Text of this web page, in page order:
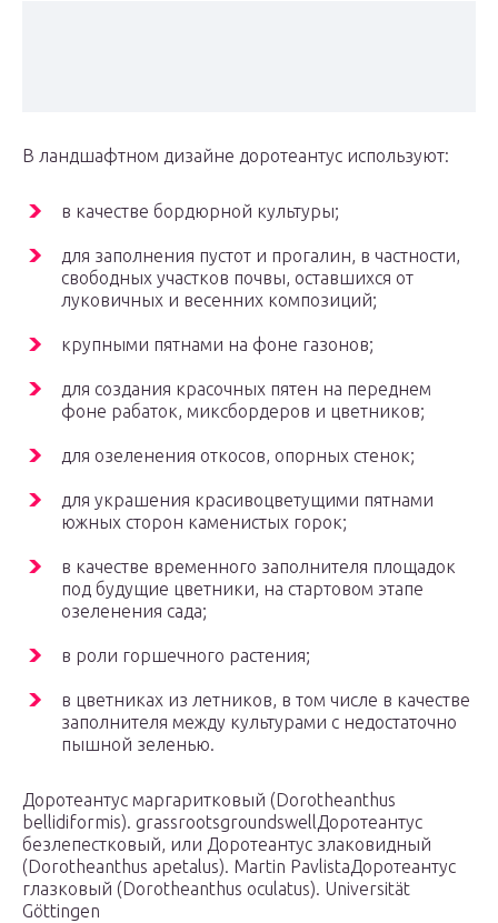
В ландшафтном дизайне доротеантус используют:
в качестве бордюрной культуры;
для заполнения пустот и прогалин, в частности,
свободных участков почвы, оставшихся от
луковичных и весенних композиций;
крупными пятнами на фоне газонов;
для создания красочных пятен на переднем
фоне рабаток, миксбордеров и цветников;
для озеленения откосов, опорных стенок;
для украшения красивоцветущими пятнами
южных сторон каменистых горок;
в качестве временного заполнителя площадок
под будущие цветники, на стартовом этапе
озеленения сада;
в роли горшечного растения;
в цветниках из летников, в том числе в качестве
заполнителя между культурами с недостаточно
пышной зеленью.
Доротеантус маргаритковый (Dorotheanthus
bellidiformis). grassrootsgroundswellДоротеантус
безлепестковый, или Доротеантус злаковидный
(Dorotheanthus apetalus). Martin PavlistaДоротеантус
глазковый (Dorotheanthus oculatus). Universität
Göttingen